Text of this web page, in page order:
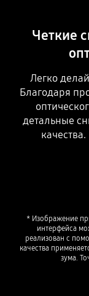
Четкие
Легко
Благодаря
детальные
* Изображение
интерфейса
реализован с
качества
зума.